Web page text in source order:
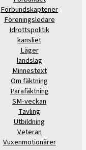
Förbundskaptener
Föreningsledare
Idrottspolitik
kansliet
Läger
landslag
Minnestext
Om fäktning
Parafäktning
SM-veckan
Tävling
Utbildning
Veteran
Vuxenmotionärer